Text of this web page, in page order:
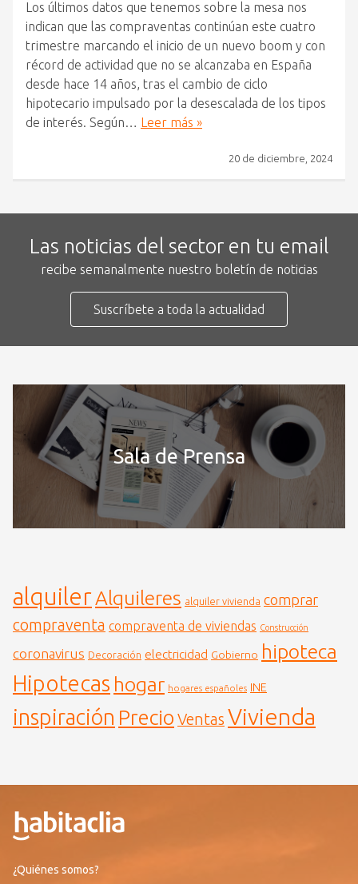
Los últimos datos que tenemos sobre la mesa nos
indican que las compraventas continúan este cuatro
trimestre marcando el inicio de un nuevo boom y con
récord de actividad que no se alcanzaba en España
desde hace 14 años, tras el cambio de ciclo
hipotecario impulsado por la desescalada de los tipos
de interés. Según… Leer más »
20 de diciembre, 2024
Las noticias del sector en tu email
recibe semanalmente nuestro boletín de noticias
Suscríbete a toda la actualidad
Sala de Prensa
alquilerAlquileres alquiler vivienda comprar
compraventa compraventa de viviendas Construcción
coronavirus Decoración electricidad Gobierno hipoteca
Hipotecas hogar hogares españoles INE
inspiración Precio Ventas Vivienda
¿Quiénes somos?